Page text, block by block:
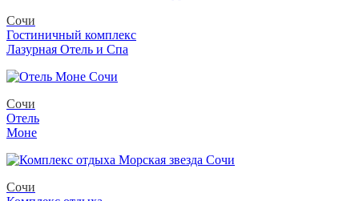
Сочи
Гостиничный комплекс
Лазурная Отель и Спа
Сочи
Отель
Моне
Сочи